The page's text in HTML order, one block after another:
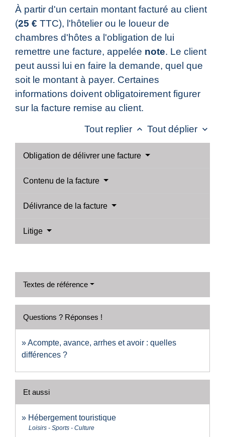
À partir d'un certain montant facturé au client
(25 € TTC), l'hôtelier ou le loueur de
chambres d'hôtes a l'obligation de lui
remettre une facture, appelée note. Le client
peut aussi lui en faire la demande, quel que
soit le montant à payer. Certaines
informations doivent obligatoirement figurer
sur la facture remise au client.
Tout replier keyboard_arrow_up Tout déplier keyboard_arrow_down
Obligation de délivrer une facture
Contenu de la facture
Délivrance de la facture
Litige
Textes de référence
Questions ? Réponses !
Acompte, avance, arrhes et avoir : quelles
différences ?
Et aussi
Hébergement touristique
Loisirs - Sports - Culture